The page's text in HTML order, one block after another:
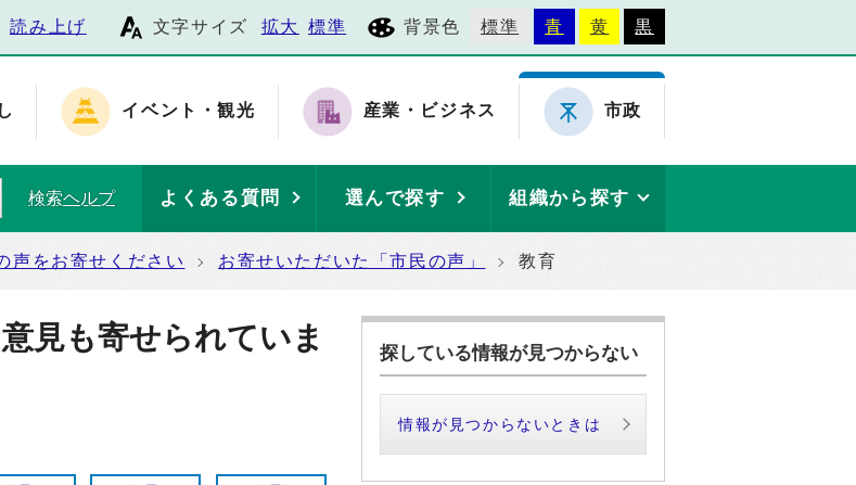
読み上げ 文字サイズ 拡大 標準 背景色 標準 青 黄 黒
イベント・観光 産業・ビジネス 市政
検索ヘルプ よくある質問 選んで探す 組織から探す
声をお寄せください お寄せいただいた「市民の声」 教育
見も寄せられていま
探している情報が見つからない
情報が見つからないときは